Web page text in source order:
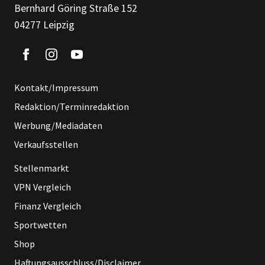
Bernhard Göring Straße 152
04277 Leipzig
Kontakt/Impressum
Redaktion/Terminredaktion
Werbung/Mediadaten
Verkaufsstellen
Stellenmarkt
VPN Vergleich
Finanz Vergleich
Sportwetten
Shop
Haftungsausschluss/Disclaimer